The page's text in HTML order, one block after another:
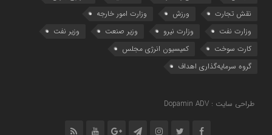
نقش تجارت
ورزش
وزارت امور خارجه
وزارت نفت
وزارت نیرو وزیر صنعت
وزیر نفت
کارت سوخت
کمیسیون انرژی مجلس
گروه سرمایه‌‌گذاری اهداف
طراحی سایت : Dopamin ADV